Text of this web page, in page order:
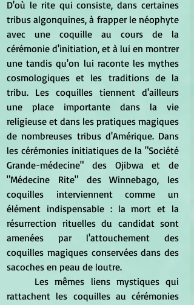
D'où le rite qui consiste, dans certaines
tribus algonquines, à frapper le néophyte
avec une coquille au cours de la
cérémonie d'initiation, et à lui en montrer
une tandis qu'on lui raconte les mythes
cosmologiques et les traditions de la
tribu. Les coquilles tiennent d'ailleurs
une place importante dans la vie
religieuse et dans les pratiques magiques
de nombreuses tribus d'Amérique. Dans
les cérémonies initiatiques de la "Société
Grande-médecine" des Ojibwa et de
"Médecine Rite" des Winnebago, les
coquilles interviennent comme un
élément indispensable : la mort et la
résurrection rituelles du candidat sont
amenées par l'attouchement des
coquilles magiques conservées dans des
sacoches en peau de loutre.
rattachent les coquilles au cérémonies